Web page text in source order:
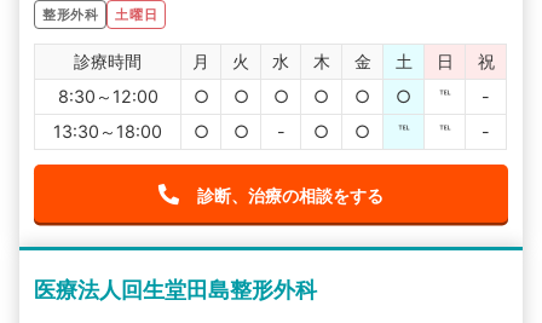
整形外科 土曜日
診療時間 月 火 水 木 金 土 日
祝
8:30～12:00
○ ○ ○ ○ ○ ○ ℡
-
13:30～18:00
○ ○ - ○ ○ ℡ ℡ -
診断、治療の相談をする
医療法人回生堂田島整形外科